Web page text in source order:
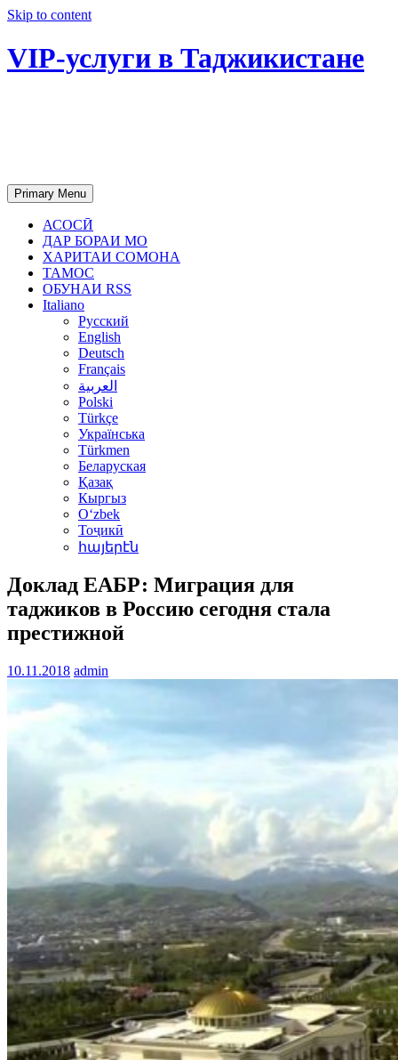
Skip to content
VIP-услуги в Таджикистане
Primary Menu
АСОСӢ
ДАР БОРАИ МО
ХАРИТАИ СОМОНА
ТАМОС
ОБУНАИ RSS
Italiano
Русский
English
Deutsch
Français
العربية
Polski
Türkçe
Українська
Türkmen
Беларуская
Қазақ
Кыргыз
Oʻzbek
Тоҷикӣ
հայերէն
Доклад ЕАБР: Миграция для
таджиков в Россию сегодня стала
престижной
10.11.2018 admin